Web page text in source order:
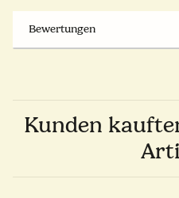
Bewertungen
Kunden